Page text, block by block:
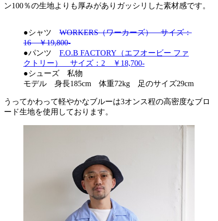
ン100％の生地よりも厚みがありガッシリした素材感です。
●シャツ WORKERS（ワーカーズ） サイズ：
16 ￥19,800-
●パンツ F.O.B FACTORY（エフオービー ファ
クトリー） サイズ：2 ￥18,700-
●シューズ 私物
モデル 身長185cm 体重72kg 足のサイズ29cm
うってかわって軽やかなブルーは3オンス程の高密度なブロ
ード生地を使用しております。